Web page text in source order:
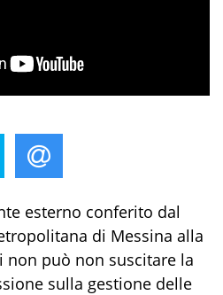
esterno conferito dal
di Messina alla
non può non suscitare la
sulla gestione delle